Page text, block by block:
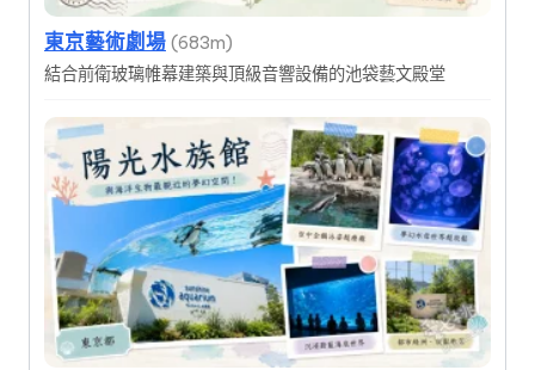
東京藝術劇場 (683m)
結合前衛玻璃帷幕建築與頂級音響設備的池袋藝文殿堂